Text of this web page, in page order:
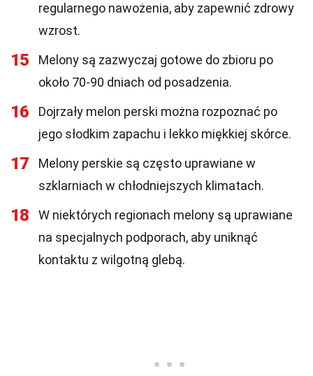
regularnego nawożenia, aby zapewnić zdrowy
wzrost.
15
Melony są zazwyczaj gotowe do zbioru po
około 70-90 dniach od posadzenia.
16
Dojrzały melon perski można rozpoznać po
jego słodkim zapachu i lekko miękkiej skórce.
17
Melony perskie są często uprawiane w
szklarniach w chłodniejszych klimatach.
18
W niektórych regionach melony są uprawiane
na specjalnych podporach, aby uniknąć
kontaktu z wilgotną glebą.